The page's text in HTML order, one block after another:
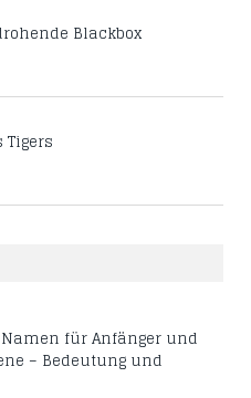
Blackbox
Tigers
für Anfänger und
– Bedeutung und